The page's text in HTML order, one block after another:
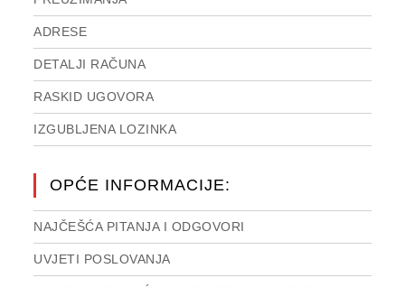
ADRESE
DETALJI RAČUNA
RASKID UGOVORA
IZGUBLJENA LOZINKA
OPĆE INFORMACIJE:
NAJČEŠĆA PITANJA I ODGOVORI
UVJETI POSLOVANJA